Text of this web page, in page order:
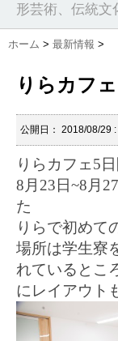
形芸術、伝統文
ホーム > 最新情報 >
りらカフ
公開日： 2018/08/29 :
りらカフェ 5
8 月 23 日~8 月 27
た
りらで初めて
場所は学生寮
れているとこ
にレイアウト